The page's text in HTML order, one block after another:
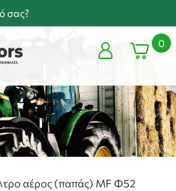
σας?
0
αέρος (παπάς) MF Φ52